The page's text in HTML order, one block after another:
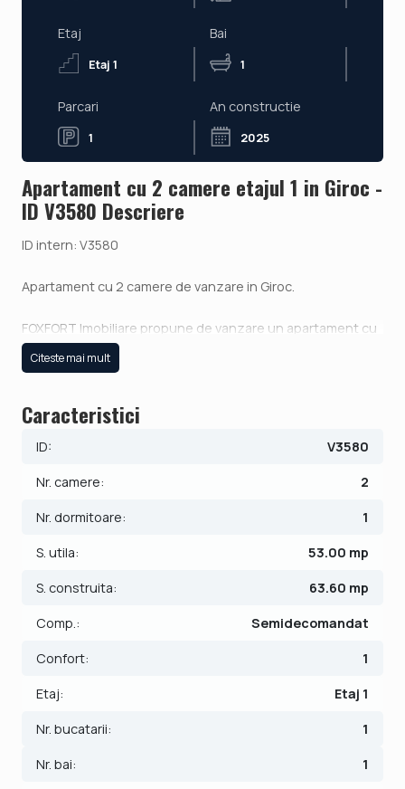
Etaj
Etaj 1
Bai
1
Parcari
1
An constructie
2025
Apartament cu 2 camere etajul 1 in Giroc -
ID V3580 Descriere
ID intern: V3580
Apartament cu 2 camere de vanzare in Giroc.
FOXFORT Imobiliare propune de vanzare un apartament cu
2 camere, open-space, situat in localitatea Giroc,, aflat la
etajul 1 intr-un bloc cu regim de inaltime pe Parter + 4 Etaje.
caramida. Suprafata utila de 53 mp + balcon de 8 mp.
- Hol;
- Baie;
Finisajele interioare sunt moderne:
- Usi interioare: celulare;
- Podele: parchet, gresie.
incalzire in pardoseala. Apartamentul dispune de 1 loc de
Citeste mai mult
Caracteristici
ID: V3580
Nr. camere: 2
Nr. dormitoare: 1
S. utila: 53.00 mp
S. construita: 63.60 mp
Comp.: Semidecomandat
Confort: 1
Etaj: Etaj 1
Nr. bucatarii: 1
Nr. bai: 1